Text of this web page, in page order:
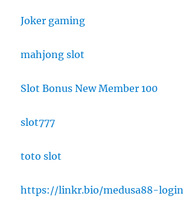
Joker gaming
mahjong slot
Slot Bonus New Member 100
slot777
toto slot
https://linkr.bio/medusa88-login